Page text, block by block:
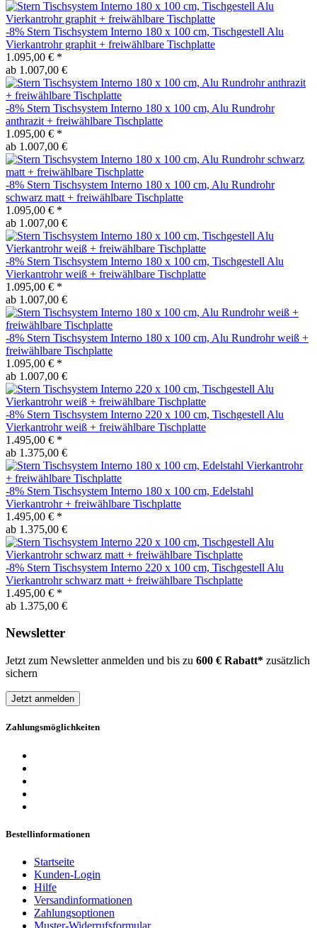
-8% Stern Tischsystem Interno 180 x 100 cm, Tischgestell Alu
Vierkantrohr graphit + freiwählbare Tischplatte
1.095,00 € *
ab 1.007,00 €
-8% Stern Tischsystem Interno 180 x 100 cm, Alu Rundrohr
anthrazit + freiwählbare Tischplatte
1.095,00 € *
ab 1.007,00 €
-8% Stern Tischsystem Interno 180 x 100 cm, Alu Rundrohr
schwarz matt + freiwählbare Tischplatte
1.095,00 € *
ab 1.007,00 €
-8% Stern Tischsystem Interno 180 x 100 cm, Tischgestell Alu
Vierkantrohr weiß + freiwählbare Tischplatte
1.095,00 € *
ab 1.007,00 €
-8% Stern Tischsystem Interno 180 x 100 cm, Alu Rundrohr weiß +
freiwählbare Tischplatte
1.095,00 € *
ab 1.007,00 €
-8% Stern Tischsystem Interno 220 x 100 cm, Tischgestell Alu
Vierkantrohr weiß + freiwählbare Tischplatte
1.495,00 € *
ab 1.375,00 €
-8% Stern Tischsystem Interno 180 x 100 cm, Edelstahl
Vierkantrohr + freiwählbare Tischplatte
1.495,00 € *
ab 1.375,00 €
-8% Stern Tischsystem Interno 220 x 100 cm, Tischgestell Alu
Vierkantrohr schwarz matt + freiwählbare Tischplatte
1.495,00 € *
ab 1.375,00 €
Newsletter
Jetzt zum Newsletter anmelden und bis zu 600 € Rabatt* zusätzlich
sichern
Jetzt anmelden
Zahlungsmöglichkeiten
Bestellinformationen
Startseite
Kunden-Login
Hilfe
Versandinformationen
Zahlungsoptionen
Muster-Widerrufsformular